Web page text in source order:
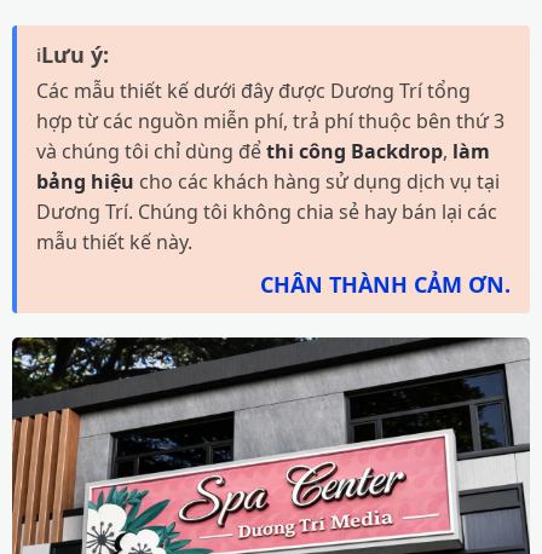
ℹLưu ý:
Các mẫu thiết kế dưới đây được Dương Trí tổng
hợp từ các nguồn miễn phí, trả phí thuộc bên thứ 3
và chúng tôi chỉ dùng đểthi công Backdrop, làm
bảng hiệu cho các khách hàng sử dụng dịch vụ tại
Dương Trí. Chúng tôi không chia sẻ hay bán lại các
mẫu thiết kế này.
CHÂN THÀNH CẢM ƠN.